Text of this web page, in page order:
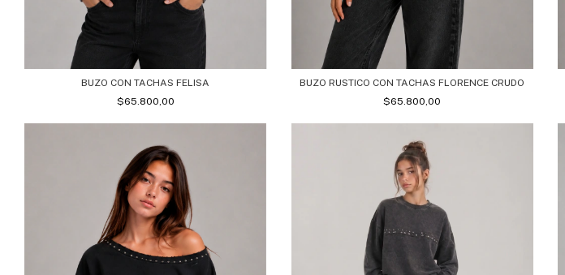
BUZO CON TACHAS FELISA
$65.800,00
BUZO RUSTICO CON TACHAS FLORENCE CRUDO
$65.800,00